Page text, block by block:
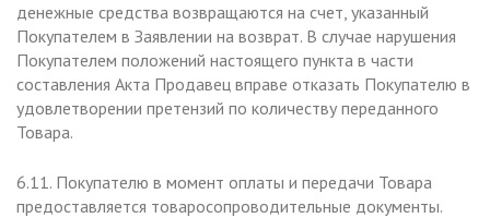
денежные средства возвращаются на счет, указанный
Покупателем в Заявлении на возврат. В случае нарушения
Покупателем положений настоящего пункта в части
составления Акта Продавец вправе отказать Покупателю в
удовлетворении претензий по количеству переданного
Товара.
6.11. Покупателю в момент оплаты и передачи Товара
предоставляется товаросопроводительные документы.